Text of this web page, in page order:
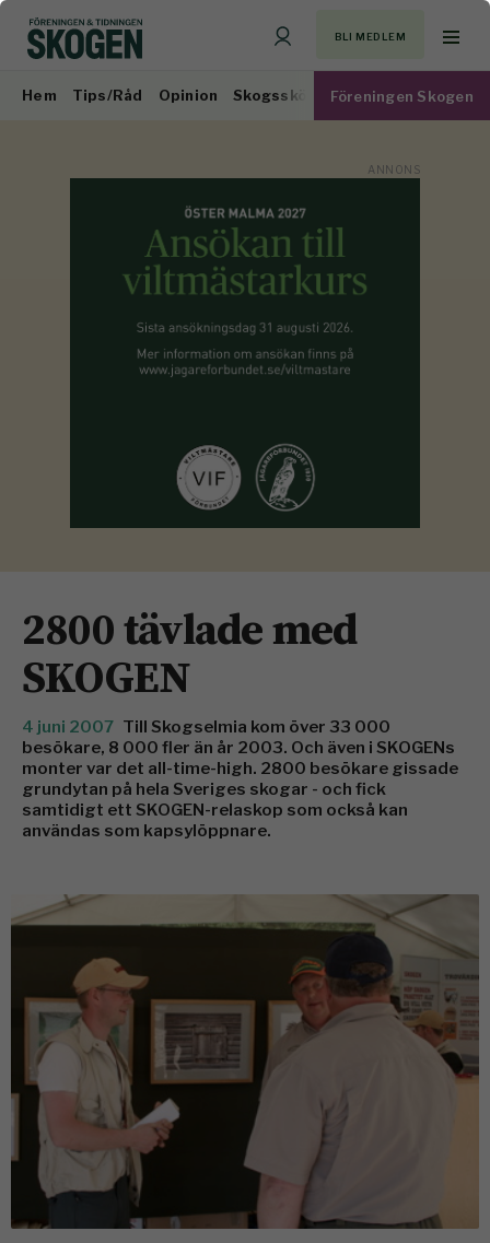
BLI MEDLEM
Hem Tips/Råd Opinion Skogsskötsel Virkesmarknad
Föreningen Skogen
2800 tävlade med
SKOGEN
4 juni 2007 Till Skogselmia kom över 33 000
besökare, 8 000 fler än år 2003. Och även i SKOGENs
monter var det all-time-high. 2800 besökare gissade
grundytan på hela Sveriges skogar - och fick
samtidigt ett SKOGEN-relaskop som också kan
användas som kapsylöppnare.